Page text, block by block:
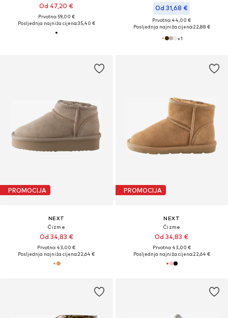
Od 47,20 €
Prvotno: 59,00 €
Posljednja najniža cijena:35,40 €
Od 31,68 €
Prvotno: 44,00 €
Posljednja najniža cijena:22,88 €
+1
PROMOCIJA
NEXT
Čizme
Od 34,83 €
Prvotno: 43,00 €
Posljednja najniža cijena:22,64 €
PROMOCIJA
NEXT
Čizme
Od 34,83 €
Prvotno: 43,00 €
Posljednja najniža cijena:22,64 €